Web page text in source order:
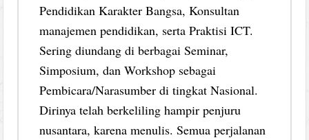
Pendidikan Karakter Bangsa, Konsultan
manajemen pendidikan, serta Praktisi ICT.
Sering diundang di berbagai Seminar,
Simposium, dan Workshop sebagai
Pembicara/Narasumber di tingkat Nasional.
Dirinya telah berkeliling hampir penjuru
nusantara, karena menulis. Semua perjalanan